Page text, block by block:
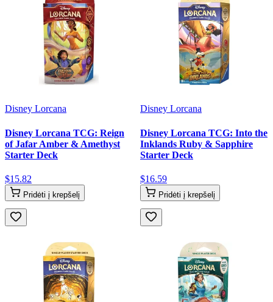
Disney Lorcana
Disney Lorcana TCG: Reign
of Jafar Amber & Amethyst
Starter Deck
$15.82
Pridėti į krepšelį
Disney Lorcana
Disney Lorcana TCG: Into the
Inklands Ruby & Sapphire
Starter Deck
$16.59
Pridėti į krepšelį